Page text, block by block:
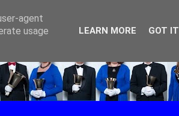
agent
usage
LEARN MORE GOT IT